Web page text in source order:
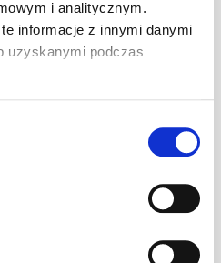
i analitycznym.
informacje z innymi danymi
uzyskanymi podczas
kpl.
kpl –